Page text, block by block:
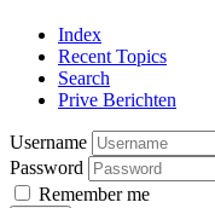
Index
Recent Topics
Search
Prive Berichten
Username
Password
Remember me